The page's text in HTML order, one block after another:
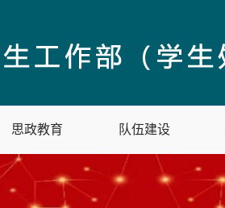
思政教育 队伍建设